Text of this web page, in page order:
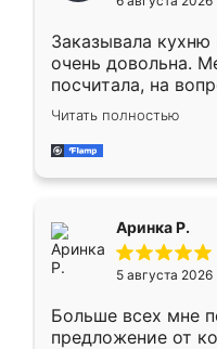
мебели буду
Заказывала кухню
очень довольна.
посчитала, на
Замерщик приехал
делу со всей
за день, ребята
Читать полностью
Аринка Р.
5 августа 2026
Больше всех мне
предложение от